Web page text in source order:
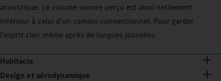
acoustique. Le volume sonore perçu est ainsi nettement
inférieur à celui d'un camion conventionnel. Pour garder
l'esprit clair même après de longues journées.
Habitacle
Design et aérodynamique